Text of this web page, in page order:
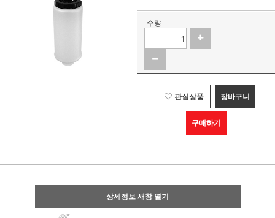
수량
관심상품 장바구니
구매하기
상세정보 새창 열기